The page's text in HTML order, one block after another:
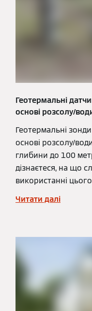
Геотермальні
основі розсолу/
Геотермальні
основі розсолу/
глибини до 100
дізнаєтеся, на що
використанні
Читати далі